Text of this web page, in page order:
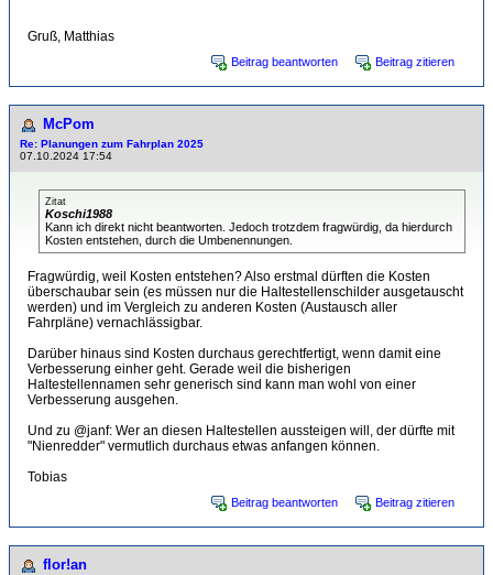
Gruß, Matthias
Beitrag beantworten Beitrag zitieren
McPom
Re: Planungen zum Fahrplan 2025
07.10.2024 17:54
Zitat
Koschi1988
Kann ich direkt nicht beantworten. Jedoch trotzdem fragwürdig, da hierdurch
Kosten entstehen, durch die Umbenennungen.
Fragwürdig, weil Kosten entstehen? Also erstmal dürften die Kosten
überschaubar sein (es müssen nur die Haltestellenschilder ausgetauscht
werden) und im Vergleich zu anderen Kosten (Austausch aller
Fahrpläne) vernachlässigbar.
Darüber hinaus sind Kosten durchaus gerechtfertigt, wenn damit eine
Verbesserung einher geht. Gerade weil die bisherigen
Haltestellennamen sehr generisch sind kann man wohl von einer
Verbesserung ausgehen.
Und zu @janf: Wer an diesen Haltestellen aussteigen will, der dürfte mit
"Nienredder" vermutlich durchaus etwas anfangen können.
Tobias
Beitrag beantworten Beitrag zitieren
flor!an